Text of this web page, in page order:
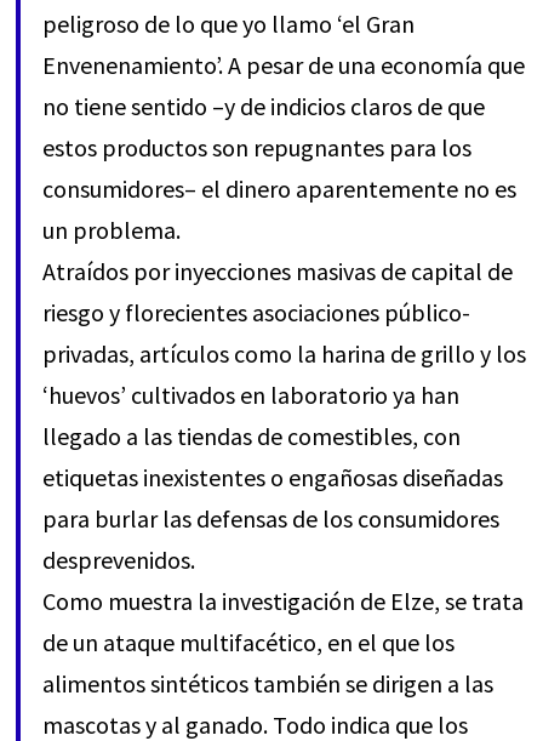
peligroso de lo que yo llamo ‘el Gran
Envenenamiento’. A pesar de una economía que
no tiene sentido –y de indicios claros de que
estos productos son repugnantes para los
consumidores– el dinero aparentemente no es
un problema.
Atraídos por inyecciones masivas de capital de
riesgo y florecientes asociaciones público-
privadas, artículos como la harina de grillo y los
‘huevos’ cultivados en laboratorio ya han
llegado a las tiendas de comestibles, con
etiquetas inexistentes o engañosas diseñadas
para burlar las defensas de los consumidores
desprevenidos.
Como muestra la investigación de Elze, se trata
de un ataque multifacético, en el que los
alimentos sintéticos también se dirigen a las
mascotas y al ganado. Todo indica que los